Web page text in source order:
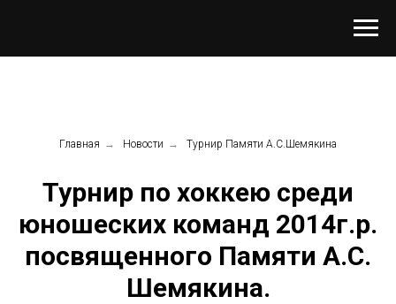
Главная → Новости → Турнир Памяти А.С.Шемякина
Турнир по хоккею среди
юношеских команд 2014г.р.
посвященного Памяти А.С.
Шемякина.